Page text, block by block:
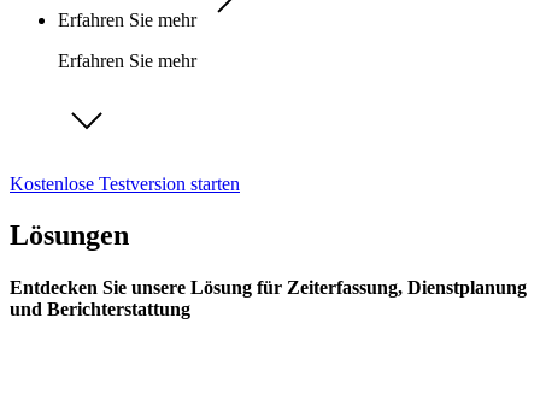
Erfahren Sie mehr
Erfahren Sie mehr
Kostenlose Testversion starten
Lösungen
Entdecken Sie unsere Lösung für Zeiterfassung, Dienstplanung
und Berichterstattung